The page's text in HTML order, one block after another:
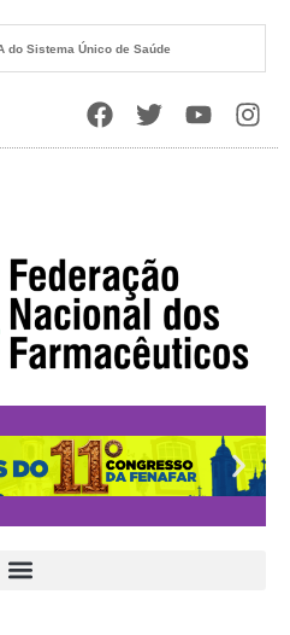
do Sistema Único de Saúde